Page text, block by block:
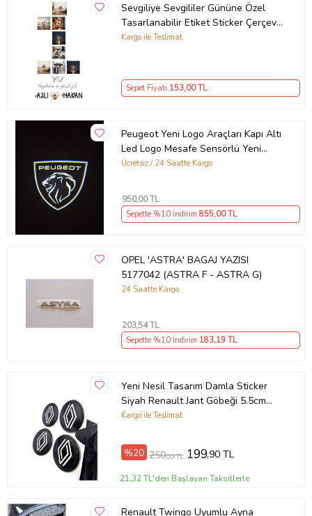
Sevgiliye Sevgililer Gününe Özel
Tasarlanabilir Etiket Sticker Çerçeve
ve Tablo Uygun (Parlak Beyaz)
Kargo ile Teslimat
Sepet Fiyatı 153,00 TL
Peugeot Yeni Logo Araçları Kapı Altı
Led Logo Mesafe Sensörlü Yeni
Nesil 2 ADET
Ücretsiz / 24 Saatte Kargo
950,00 TL
Sepette %10 İndirim 855,00 TL
OPEL 'ASTRA' BAGAJ YAZISI
5177042 (ASTRA F - ASTRA G)
24 Saatte Kargo
203,54 TL
Sepette %10 İndirim 183,19 TL
Yeni Nesil Tasarım Damla Sticker
Siyah Renault Jant Göbeği 5.5cm
Uyumlu
Kargo ile Teslimat
%20 250,00 TL 199,90 TL
21,32 TL'den Başlayan Taksitlerle
Renault Twingo Uyumlu Ayna